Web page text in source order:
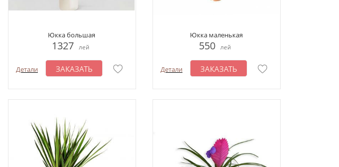
Юкка большая
1327 лей
Детали ЗАКАЗАТЬ
Юкка маленькая
550 лей
Детали ЗАКАЗАТЬ